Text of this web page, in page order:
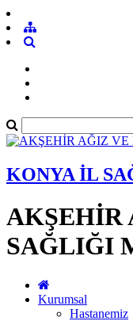
KONYA İL
AKŞEHİR
SAĞLIĞI
Kurumsal
Hastanemiz